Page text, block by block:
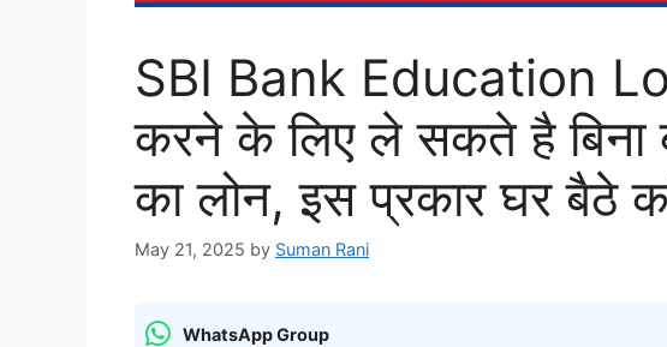
SBI Bank Education
करने के लिए ले सकते है बिना
का लोन, इस प्रकार घर बैठे
May 21, 2025 by Suman Rani
WhatsApp Group